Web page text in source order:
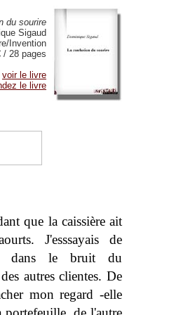
du sourire
Sigaud
Invention
/ 28 pages
voir le livre
le livre
que la caissière ait
J'esssayais de
dans le bruit du
autres clientes. De
mon regard -elle